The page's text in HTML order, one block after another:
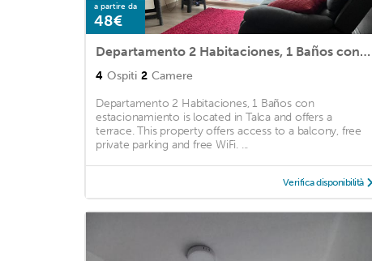
a partire da
48€
Departamento 2 Habitaciones, 1 Baños con estacionamiento
4 Ospiti 2 Camere
Departamento 2 Habitaciones, 1 Baños con
estacionamiento is located in Talca and offers a
terrace. This property offers access to a balcony, free
private parking and free WiFi. ...
Verifica disponibilità